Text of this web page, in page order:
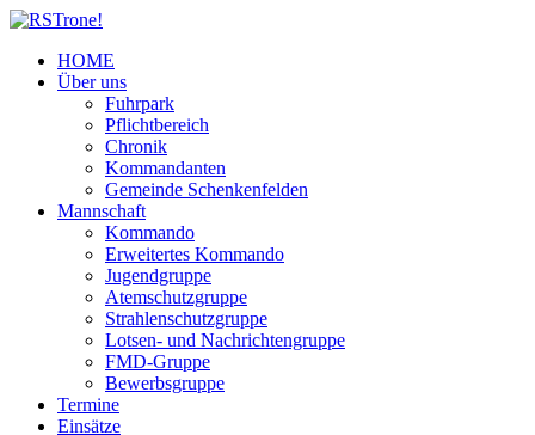
HOME
Über uns
Fuhrpark
Pflichtbereich
Chronik
Kommandanten
Gemeinde Schenkenfelden
Mannschaft
Kommando
Erweitertes Kommando
Jugendgruppe
Atemschutzgruppe
Strahlenschutzgruppe
Lotsen- und Nachrichtengruppe
FMD-Gruppe
Bewerbsgruppe
Termine
Einsätze